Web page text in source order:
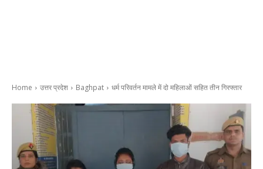
Home उत्तर प्रदेश Baghpat धर्म परिवर्तन मामले में दो महिलाओं सहित तीन गिरफ्तार